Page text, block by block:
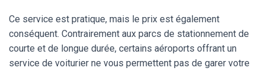
Ce service est pratique, mais le prix est également
conséquent. Contrairement aux parcs de stationnement de
courte et de longue durée, certains aéroports offrant un
service de voiturier ne vous permettent pas de garer votre